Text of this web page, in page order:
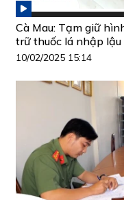
Cà Mau: Tạm giữ
trữ thuốc lá nhập lậu
10/02/2025 15:14